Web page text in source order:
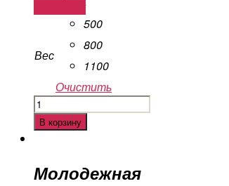
Вес
500
800
1100
Очистить
Количество
Ленивая
В корзину
Молодежная